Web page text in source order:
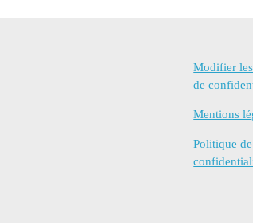
Modifier
de
Mentions
Politique de